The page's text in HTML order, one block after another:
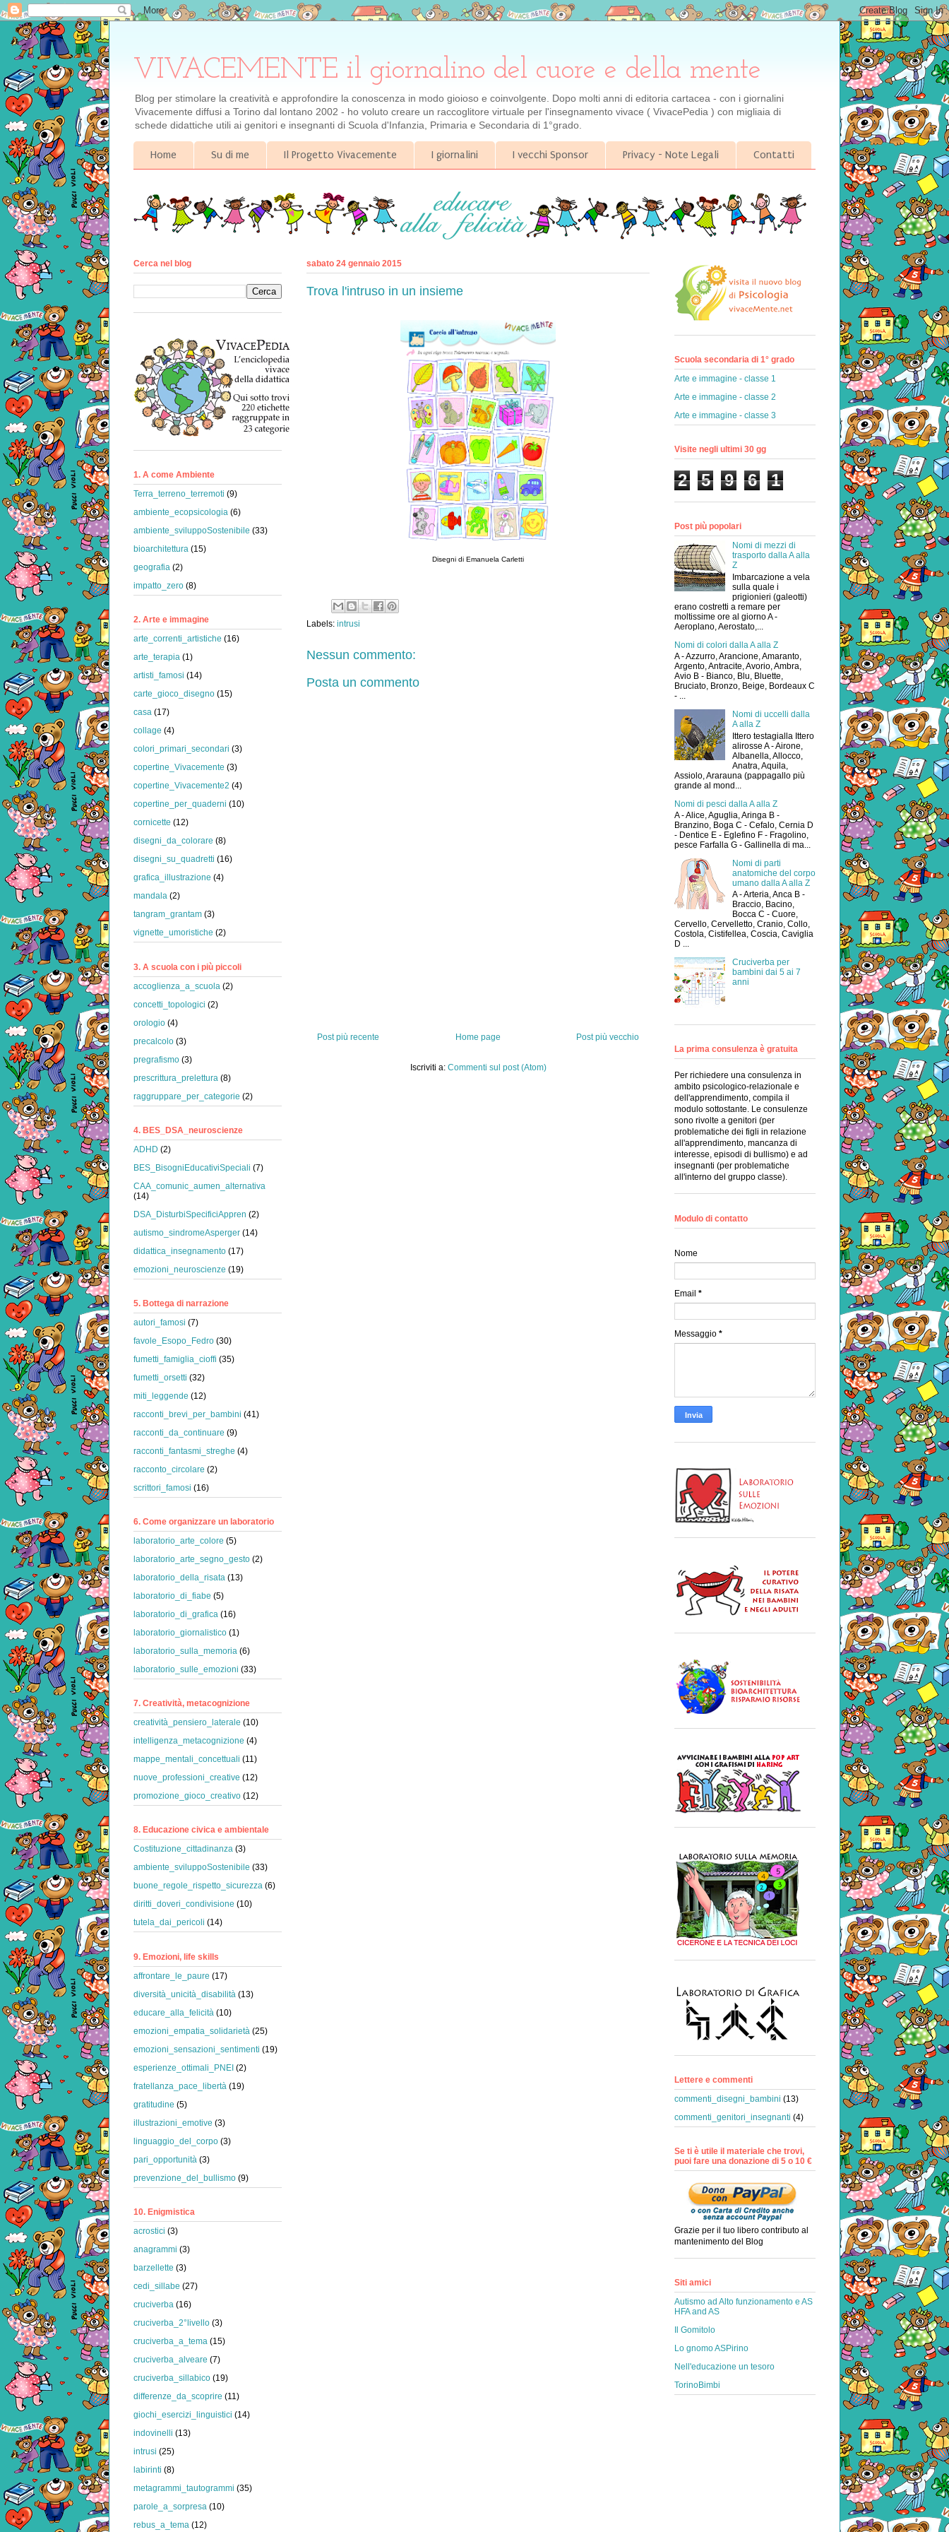
VIVACEMENTE il giornalino del cuore e della mente
Blog per stimolare la creatività e approfondire la conoscenza in modo gioioso e coinvolgente. Dopo molti anni di editoria cartacea - con i giornalini
Vivacemente diffusi a Torino dal lontano 2002 - ho voluto creare un raccoglitore virtuale per l'insegnamento vivace ( VivacePedia ) con migliaia di
schede didattiche utili ai genitori e insegnanti di Scuola d'Infanzia, Primaria e Secondaria di 1°grado.
Home Su di me Il Progetto Vivacemente I giornalini I vecchi Sponsor Privacy - Note Legali Contatti
sabato 24 gennaio 2015
Trova l'intruso in un insieme
Disegni di Emanuela Carletti
Labels: intrusi
Nessun commento:
Posta un commento
Post più recente Post più vecchio
Home page
Iscriviti a: Commenti sul post (Atom)
Cerca nel blog
1. A come Ambiente
Terra_terreno_terremoti (9)
ambiente_ecopsicologia (6)
ambiente_sviluppoSostenibile (33)
bioarchitettura (15)
geografia (2)
impatto_zero (8)
2. Arte e immagine
arte_correnti_artistiche (16)
arte_terapia (1)
artisti_famosi (14)
carte_gioco_disegno (15)
casa (17)
collage (4)
colori_primari_secondari (3)
copertine_Vivacemente (3)
copertine_Vivacemente2 (4)
copertine_per_quaderni (10)
cornicette (12)
disegni_da_colorare (8)
disegni_su_quadretti (16)
grafica_illustrazione (4)
mandala (2)
tangram_grantam (3)
vignette_umoristiche (2)
3. A scuola con i più piccoli
accoglienza_a_scuola (2)
concetti_topologici (2)
orologio (4)
precalcolo (3)
pregrafismo (3)
prescrittura_prelettura (8)
raggruppare_per_categorie (2)
4. BES_DSA_neuroscienze
ADHD (2)
BES_BisogniEducativiSpeciali (7)
CAA_comunic_aumen_alternativa
(14)
DSA_DisturbiSpecificiAppren (2)
autismo_sindromeAsperger (14)
didattica_insegnamento (17)
emozioni_neuroscienze (19)
5. Bottega di narrazione
autori_famosi (7)
favole_Esopo_Fedro (30)
fumetti_famiglia_cioffi (35)
fumetti_orsetti (32)
miti_leggende (12)
racconti_brevi_per_bambini (41)
racconti_da_continuare (9)
racconti_fantasmi_streghe (4)
racconto_circolare (2)
scrittori_famosi (16)
6. Come organizzare un laboratorio
laboratorio_arte_colore (5)
laboratorio_arte_segno_gesto (2)
laboratorio_della_risata (13)
laboratorio_di_fiabe (5)
laboratorio_di_grafica (16)
laboratorio_giornalistico (1)
laboratorio_sulla_memoria (6)
laboratorio_sulle_emozioni (33)
7. Creatività, metacognizione
creatività_pensiero_laterale (10)
intelligenza_metacognizione (4)
mappe_mentali_concettuali (11)
nuove_professioni_creative (12)
promozione_gioco_creativo (12)
8. Educazione civica e ambientale
Costituzione_cittadinanza (3)
ambiente_sviluppoSostenibile (33)
buone_regole_rispetto_sicurezza (6)
diritti_doveri_condivisione (10)
tutela_dai_pericoli (14)
9. Emozioni, life skills
affrontare_le_paure (17)
diversità_unicità_disabilità (13)
educare_alla_felicità (10)
emozioni_empatia_solidarietà (25)
emozioni_sensazioni_sentimenti (19)
esperienze_ottimali_PNEI (2)
fratellanza_pace_libertà (19)
gratitudine (5)
illustrazioni_emotive (3)
linguaggio_del_corpo (3)
pari_opportunità (3)
prevenzione_del_bullismo (9)
10. Enigmistica
acrostici (3)
anagrammi (3)
barzellette (3)
cedi_sillabe (27)
cruciverba (16)
cruciverba_2°livello (3)
cruciverba_a_tema (15)
cruciverba_alveare (7)
cruciverba_sillabico (19)
differenze_da_scoprire (11)
giochi_esercizi_linguistici (14)
indovinelli (13)
intrusi (25)
labirinti (8)
metagrammi_tautogrammi (35)
parole_a_sorpresa (10)
rebus_a_tema (12)
Scuola secondaria di 1° grado
Arte e immagine - classe 1
Arte e immagine - classe 2
Arte e immagine - classe 3
Visite negli ultimi 30 gg
2 5 9 6 1
Post più popolari
Nomi di mezzi di
trasporto dalla A alla
Z
Imbarcazione a vela
sulla quale i
prigionieri (galeotti)
erano costretti a remare per
moltissime ore al giorno A -
Aeroplano, Aerostato,...
Nomi di colori dalla A alla Z
A - Azzurro, Arancione, Amaranto,
Argento, Antracite, Avorio, Ambra,
Avio B - Bianco, Blu, Bluette,
Bruciato, Bronzo, Beige, Bordeaux C
- ...
Nomi di uccelli dalla
A alla Z
Ittero testagialla Ittero
alirosse A - Airone,
Albanella, Allocco,
Anatra, Aquila,
Assiolo, Ararauna (pappagallo più
grande al mond...
Nomi di pesci dalla A alla Z
A - Alice, Aguglia, Aringa B -
Branzino, Boga C - Cefalo, Cernia D
- Dentice E - Eglefino F - Fragolino,
pesce Farfalla G - Gallinella di ma...
Nomi di parti
anatomiche del corpo
umano dalla A alla Z
A - Arteria, Anca B -
Braccio, Bacino,
Bocca C - Cuore,
Cervello, Cervelletto, Cranio, Collo,
Costola, Cistifellea, Coscia, Caviglia
D ...
Cruciverba per
bambini dai 5 ai 7
anni
La prima consulenza è gratuita
Per richiedere una consulenza in
ambito psicologico-relazionale e
dell'apprendimento, compila il
modulo sottostante. Le consulenze
sono rivolte a genitori (per
problematiche dei figli in relazione
all'apprendimento, mancanza di
interesse, episodi di bullismo) e ad
insegnanti (per problematiche
all'interno del gruppo classe).
Modulo di contatto
Nome
Email *
Messaggio *
Lettere e commenti
commenti_disegni_bambini (13)
commenti_genitori_insegnanti (4)
Se ti è utile il materiale che trovi,
puoi fare una donazione di 5 o 10 €
Grazie per il tuo libero contributo al
mantenimento del Blog
Siti amici
Autismo ad Alto funzionamento e AS
HFA and AS
Il Gomitolo
Lo gnomo ASPirino
Nell'educazione un tesoro
TorinoBimbi